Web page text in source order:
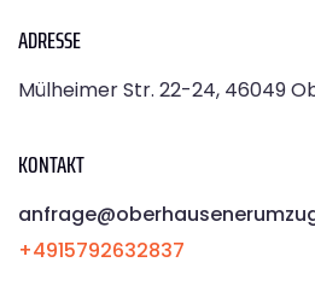
ADRESSE
Mülheimer Str. 22-24, 46049
KONTAKT
+4915792632837